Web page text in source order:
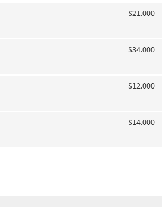
$21.000
$34.000
$12.000
$14.000